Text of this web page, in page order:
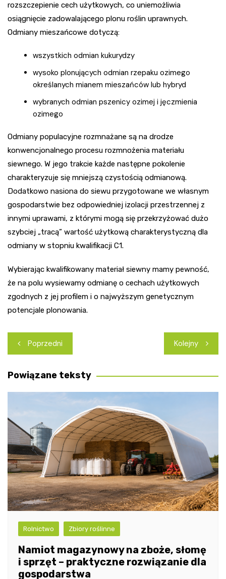
rozszczepienie cech użytkowych, co uniemożliwia
osiągnięcie zadowalającego plonu roślin uprawnych.
Odmiany mieszańcowe dotyczą:
wszystkich odmian kukurydzy
wysoko plonujących odmian rzepaku ozimego
określanych mianem mieszańców lub hybryd
wybranych odmian pszenicy ozimej i jęczmienia
ozimego
Odmiany populacyjne rozmnażane są na drodze
konwencjonalnego procesu rozmnożenia materiału
siewnego. W jego trakcie każde następne pokolenie
charakteryzuje się mniejszą czystością odmianową.
Dodatkowo nasiona do siewu przygotowane we własnym
gospodarstwie bez odpowiedniej izolacji przestrzennej z
innymi uprawami, z którymi mogą się przekrzyżować dużo
szybciej „tracą” wartość użytkową charakterystyczną dla
odmiany w stopniu kwalifikacji C1.
Wybierając kwalifikowany materiał siewny mamy pewność,
że na polu wysiewamy odmianę o cechach użytkowych
zgodnych z jej profilem i o najwyższym genetycznym
potencjale plonowania.
Nawigacja
wpisu
Poprzedni Kolejny
Powiązane teksty
Rolnictwo Zbiory roślinne
Namiot magazynowy na zboże, słomę
i sprzęt – praktyczne rozwiązanie dla
gospodarstwa